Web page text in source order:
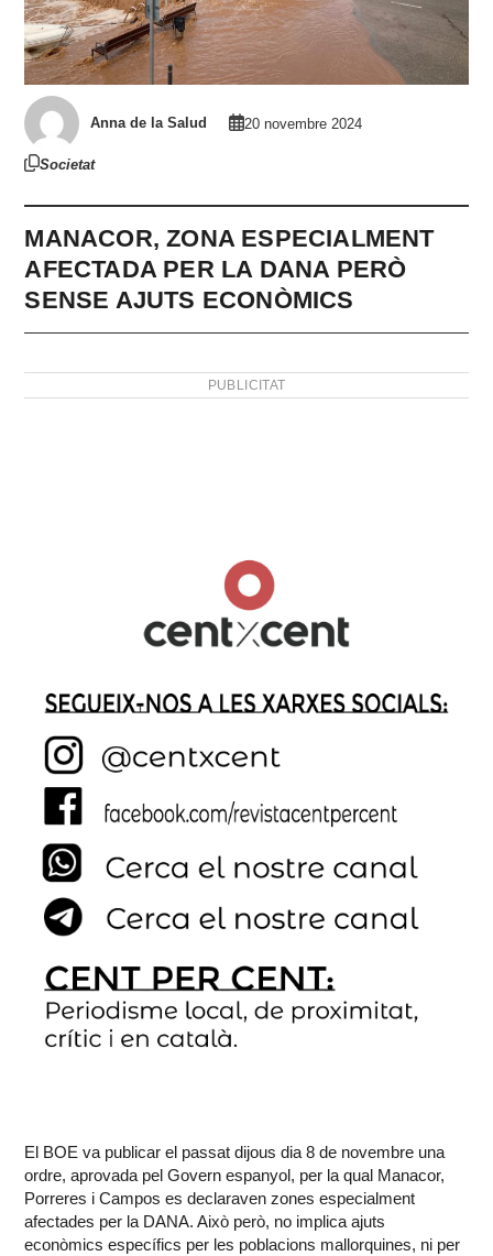
Anna de la Salud 20 novembre 2024
Societat
MANACOR, ZONA ESPECIALMENT
AFECTADA PER LA DANA PERÒ
SENSE AJUTS ECONÒMICS
PUBLICITAT
El BOE va publicar el passat dijous dia 8 de novembre una
ordre, aprovada pel Govern espanyol, per la qual Manacor,
Porreres i Campos es declaraven zones especialment
afectades per la DANA. Això però, no implica ajuts
econòmics específics per les poblacions mallorquines, ni per